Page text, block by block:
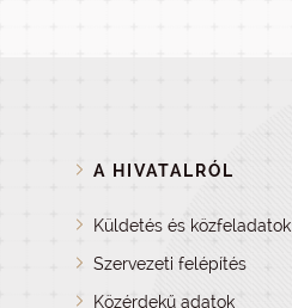
A HIVATALRÓL
Küldetés és közfeladatok
Szervezeti felépítés
Közérdekű adatok